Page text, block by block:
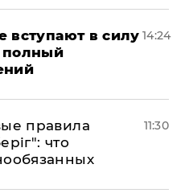
вступают в силу
полный
14:24
правила
что
11:30